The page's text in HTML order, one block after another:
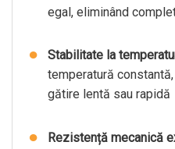
egal, eliminând
Stabilitate la
temperatură
gătire lentă sau rapidă
Rezistență mecanică